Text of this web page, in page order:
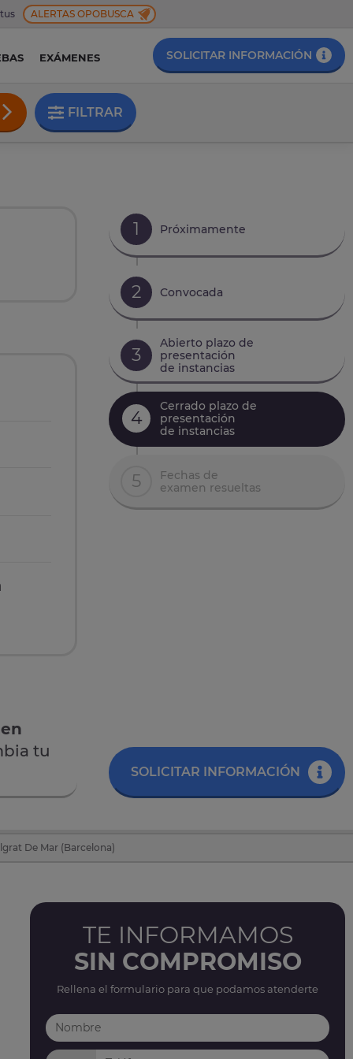
ALERTAS OPOBUSCA
EXÁMENES SOLICITAR INFORMACIÓN
FILTRAR
tu
1 Próximamente
2 Convocada
3
Abierto plazo de
presentación
de instancias
4
Cerrado plazo de
presentación
de instancias
5
Fechas de
examen resueltas
SOLICITAR INFORMACIÓN
De Mar (Barcelona)
TE INFORMAMOS
SIN COMPROMISO
Rellena el formulario para que podamos atenderte